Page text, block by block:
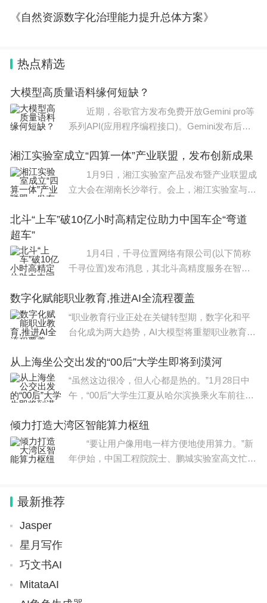
早筛和干预带来新策略。深圳理工大学（筹）药学院
《自然资源数字化治理能力提升总体方案》
热点精选
大模型高质量语料缘何短缺？
近期，谷歌官方发布免费开放Gemini pro等
系列API(应用程序编程接口)。Gemini发布后仅
mini承认其使用百度“文心一言”来训练中文训练
湘江实验室成立“四算一体”产业联盟，发布创新成果
1月9日，湘江实验室产品发布暨产业联盟成
立大会在湖南长沙举行。会上，湘江实验室与35
产业发展。同日，湘江实验室发布了智慧交通轩
北斗“上车”破10亿小时高精定位助力中国车企“弯道
超车”
1月4日，千寻位置网络有限公司(以下简称
千寻位置)发布消息，其北斗高精度服务在智能
度定位服务在智能驾驶中的渗透率正不断提升，
呈现标配趋势。
数字化赋能职业教育,推进AI全流程覆盖
“职业教育行业正处在关键转型期，数字化和平
台化成为两大趋势，AI大模型将重塑职业教育，
知乎“2024知乎教育大会”上，知乎高级
从上海坐公交出发的“00后”大学生即将到漠河
“虽然这边很冷，但人心都是热的。”1月28日中
午，“00后”大学生江夏从哈尔滨换乘火车前往漠
在祖国的最北端，看白雪茫茫。此前，因为要从
上海坐公交去东北，江
倾力打造大湾区智能算力枢纽
“要让用户像用电一样方便地使用算力。”新
年伊始，中国工程院院士、鹏城实验室高文忙着
最新推荐
Jasper
星月写作
巧文书AI
MitataAI